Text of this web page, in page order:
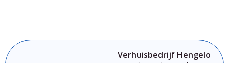
Verhuisbedrijf Hengelo